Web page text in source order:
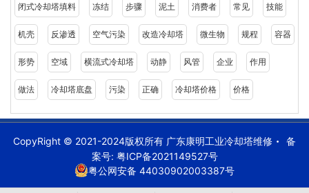
闭式冷却塔填料 冻结 步骤 泥土 消费者 常见 技能
机壳 反渗透 空气污染 改造冷却塔 微生物 规程 容器
形势 空域 横流式冷却塔 动静 风管 企业 作用
做法 冷却塔底盘 污染 正确 冷却塔价格 价格
CopyRight © 2021-2024版权所有 广东康明工业冷却塔维修
备
案号: 粤ICP备2021149527号
粤公网安备 44030902003387号